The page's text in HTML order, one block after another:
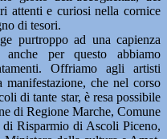
attenti e curiosi nella cornice
di tesori.
purtroppo ad una capienza
per questo abbiamo
Offriamo agli artisti
che nel corso
di tante star, è resa possibile
di Regione Marche, Comune
Risparmio di Ascoli Piceno,